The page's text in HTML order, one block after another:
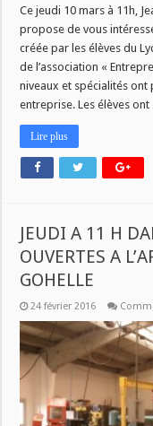
Ce jeudi 10 mars à 11h,
propose de vous
créée par les élèves du
de l’association «
niveaux et spécialités ont
entreprise. Les élèves ont
Lire plus
JEUDI A 11 H
OUVERTES A
GOHELLE
24 février 2016